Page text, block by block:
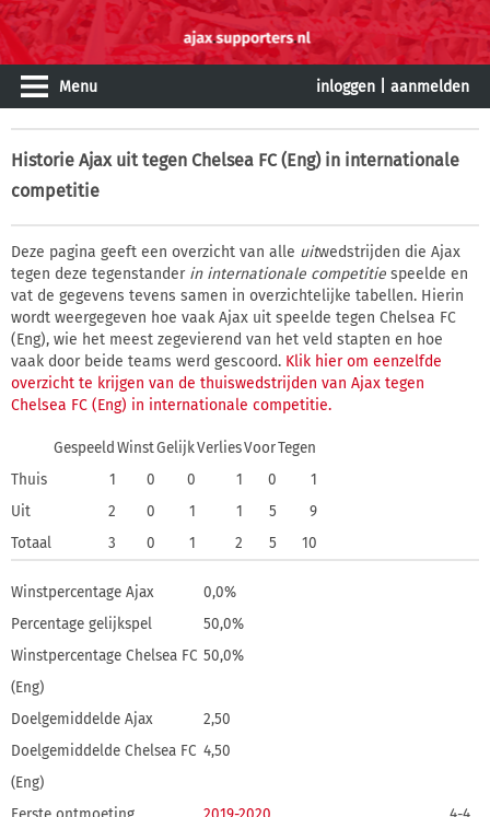
Menu inloggen aanmelden
Historie Ajax uit tegen Chelsea FC (Eng) in internationale
competitie
Deze pagina geeft een overzicht van alle uitwedstrijden die Ajax
tegen deze tegenstander in internationale competitie speelde en
vat de gegevens tevens samen in overzichtelijke tabellen. Hierin
wordt weergegeven hoe vaak Ajax uit speelde tegen Chelsea FC
(Eng), wie het meest zegevierend van het veld stapten en hoe
vaak door beide teams werd gescoord. Klik hier om eenzelfde
overzicht te krijgen van de thuiswedstrijden van Ajax tegen
Chelsea FC (Eng) in internationale competitie.
Gespeeld WinstGelijkVerliesVoorTegen
Thuis
1 0 0 1 0
1
Uit
2 0 1 1 5
9
Totaal
3 0 1 2 5 10
Winstpercentage Ajax
0,0%
Percentage gelijkspel
50,0%
Winstpercentage Chelsea FC
(Eng)
50,0%
Doelgemiddelde Ajax
2,50
Doelgemiddelde Chelsea FC
(Eng)
4,50